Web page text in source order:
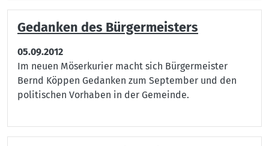
Gedanken des Bürgermeisters
05.09.2012
Im neuen Möserkurier macht sich Bürgermeister
Bernd Köppen Gedanken zum September und den
politischen Vorhaben in der Gemeinde.